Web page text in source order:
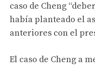
caso de Cheng
había planteado el
anteriores con el
El caso de Cheng a